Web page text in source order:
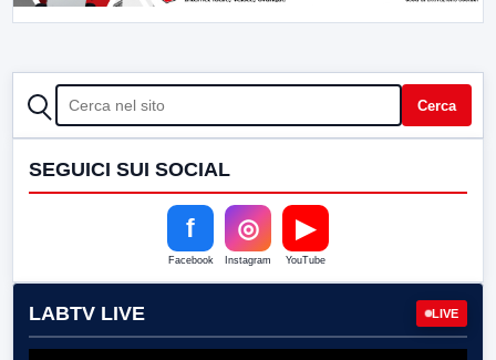
CERCA Cerca
SEGUICI SUI SOCIAL
f
Facebook
◎
Instagram
▶
YouTube
LABTV LIVE LIVE